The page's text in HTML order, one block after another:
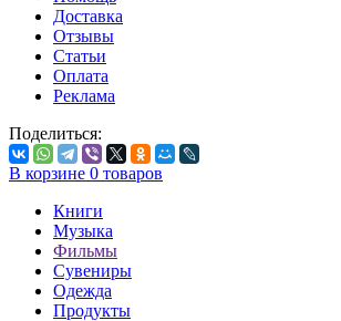
Доставка
Отзывы
Статьи
Оплата
Реклама
Поделиться:
В корзине 0 товаров
Книги
Музыка
Фильмы
Сувениры
Одежда
Продукты